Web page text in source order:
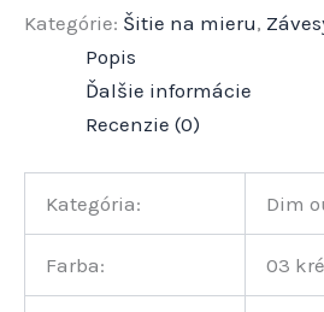
Kategórie: Šitie na mieru,
Popis
Ďalšie informácie
Recenzie (0)
Kategória: Dim
Farba: 03